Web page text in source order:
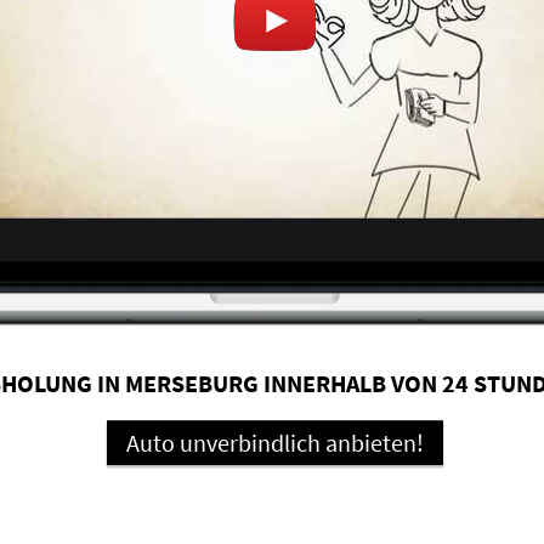
IN MERSEBURG INNERHALB VON 24
Auto unverbindlich anbieten!